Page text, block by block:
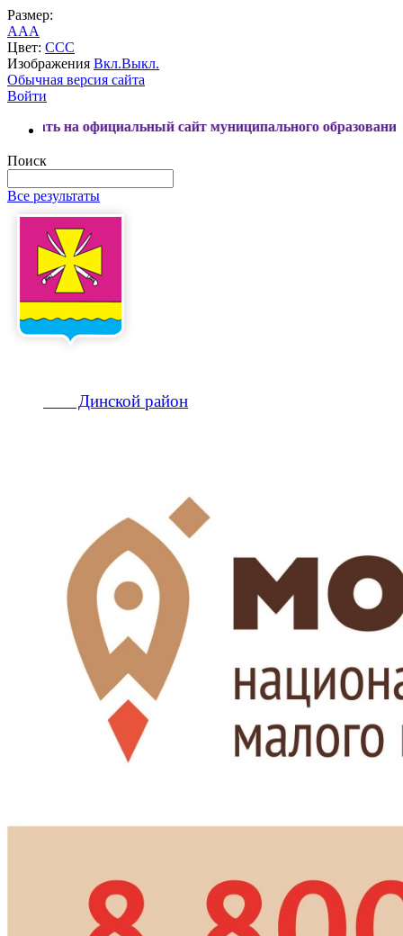
Размер:
AAA
Цвет: CCC
Изображения Вкл.Выкл.
Обычная версия сайта
Войти
официальный сайт муниципального образования Динской
Поиск
Все результаты
Динской район